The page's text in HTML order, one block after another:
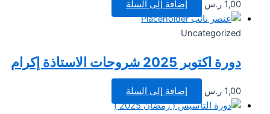
1,00 ر.س إضافة إلى السلة
Uncategorized
دورة اكتوبر 2025 شروحات الاستاذة إكرام
1,00 ر.س إضافة إلى السلة